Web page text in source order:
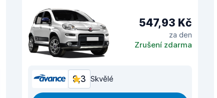
547,93 Kč
za den
Zrušení zdarma
9,3 Skvělé